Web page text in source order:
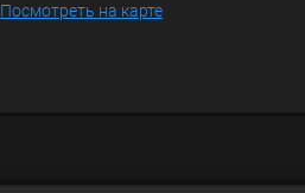
Посмотреть на карте